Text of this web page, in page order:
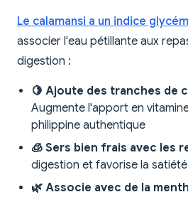
Le calamansi a un indice
associer l'eau pétillante aux
digestion :
🍋 Ajoute des tranches de
Augmente l'apport en
philippine authentique
🧊 Sers bien frais avec les
digestion et favorise la satiété
🌿 Associe avec de la